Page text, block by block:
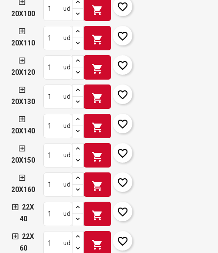
20X100
ud shopping_cart favorite_border
20X110
ud shopping_cart favorite_border
20X120
ud shopping_cart favorite_border
20X130
ud shopping_cart favorite_border
20X140
ud shopping_cart favorite_border
20X150
ud shopping_cart favorite_border
20X160
ud shopping_cart favorite_border
22X
40
ud shopping_cart favorite_border
22X
60
ud shopping_cart favorite_border